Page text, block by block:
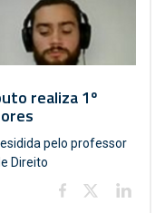
realiza 1º
pelo professor
Direito